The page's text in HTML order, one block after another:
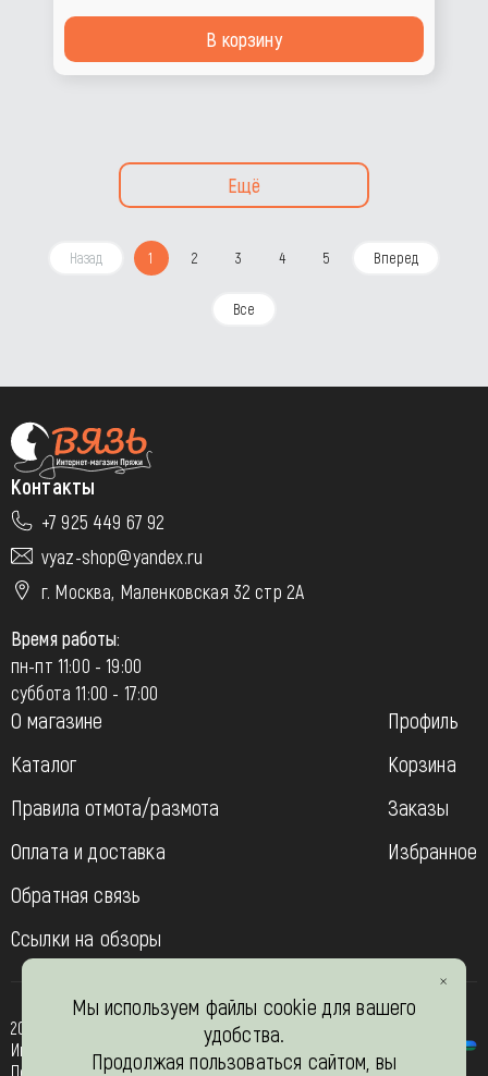
В корзину
Ещё
Назад 1 2 3 4 5 Вперед
Все
Контакты
+7 925 449 67 92
vyaz-shop@yandex.ru
г. Москва, Маленковская 32 стр 2А
Время работы:
пн-пт 11:00 - 19:00
суббота 11:00 - 17:00
О магазине
Каталог
Правила отмота/размота
Оплата и доставка
Обратная связь
Ссылки на обзоры
Профиль
Корзина
Заказы
Избранное
2013-2026
Интернет- магазин “Вязь-шоп”
Политика конфиденциальности
Мы используем файлы cookie для вашего
удобства.
Продолжая пользоваться сайтом, вы